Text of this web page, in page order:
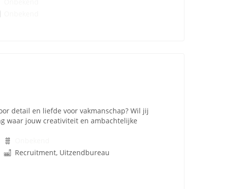
detail en liefde voor vakmanschap? Wil jij
waar jouw creativiteit en ambachtelijke
Recruitment, Uitzendbureau